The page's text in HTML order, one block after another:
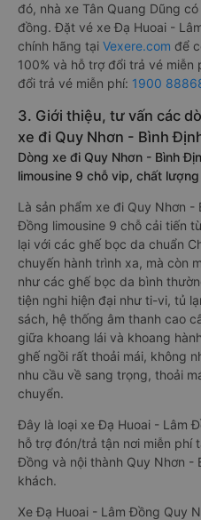
đó, nhà xe Tân Quang Dũng
đồng. Đặt vé xe Đạ Huoai -
chính hãng tại Vexere.com để
100% và hỗ trợ đổi trả vé
đổi trả vé miễn phí: 1900
3. Giới thiệu, tư vấn các
xe đi Quy Nhơn - Bình
Dòng xe đi Quy Nhơn - Bình
limousine 9 chỗ vip, chất
Là sản phẩm xe đi Quy Nhơn
Đồng limousine 9 chỗ cải tiến
lại với các ghế bọc da chuẩn
chuyến hành trình xa, mà còn
như các ghế bọc da bình
tiện nghi hiện đại như ti-vi, tủ
sách, hệ thống âm thanh cao
giữa khoang lái và khoang
ghế ngồi rất thoải mái, không
nhu cầu về sang trọng, thoải
chuyển.
Đây là loại xe Đạ Huoai - Lâm
hỗ trợ đón/trả tận nơi miễn phí
Đồng và nội thành Quy Nhơn -
khách.
Xe Đạ Huoai - Lâm Đồng Quy